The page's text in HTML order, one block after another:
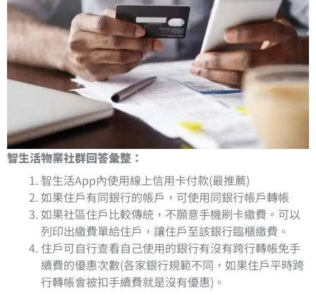
智生活物業社群回答彙整：
智生活App內使用線上信用卡付款(最推薦)
如果住戶有同銀行的帳戶，可使用同銀行帳戶轉帳
如果社區住戶比較傳統，不願意手機刷卡繳費。可以
列印出繳費單給住戶，讓住戶至該銀行臨櫃繳費。
住戶可自行查看自己使用的銀行有沒有跨行轉帳免手
續費的優惠次數(各家銀行規範不同，如果住戶平時跨
行轉帳會被扣手續費就是沒有優惠)。